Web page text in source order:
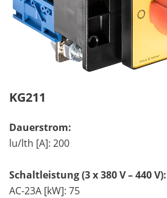
KG211
Dauerstrom:
lu/lth [A]: 200
Schaltleistung (3 x 380 V – 440 V):
AC-23A [kW]: 75